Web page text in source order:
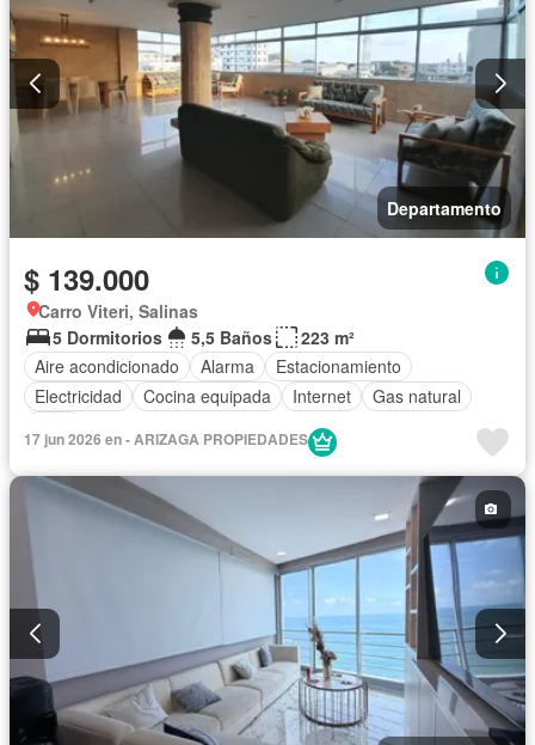
Departamento
$ 139.000
Carro Viteri, Salinas
5 Dormitorios
5,5 Baños
223 m²
Aire acondicionado
Alarma
Estacionamiento
Electricidad
Cocina equipada Internet
Gas natural
17 jun 2026 en - ARIZAGA PROPIEDADES